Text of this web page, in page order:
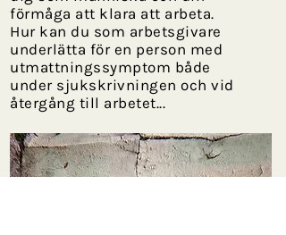
förmåga att klara att arbeta.
Hur kan du som arbetsgivare
underlätta för en person med
utmattningssymptom både
under sjukskrivningen och vid
återgång till arbetet...